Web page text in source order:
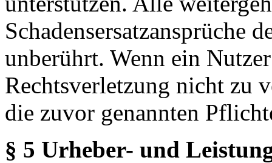
Schadensersatzansprüche
unberührt. Wenn ein
Rechtsverletzung nicht zu
die zuvor genannten
§ 5 Urheber- und